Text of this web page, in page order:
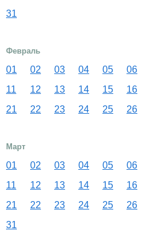
31
Февраль
01 02 03 04 05 06
11
12 13 14 15 16
21
22 23 24 25 26
Март
01 02 03 04 05 06
11
12 13 14 15 16
21
22 23 24 25 26
31